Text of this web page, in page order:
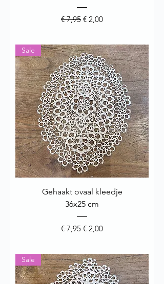
Normale prijs
€ 7,95 Verkoopprijs
€ 2,00
Sale
Gehaakt ovaal kleedje
36x25 cm
Normale prijs
€ 7,95 Verkoopprijs
€ 2,00
Sale